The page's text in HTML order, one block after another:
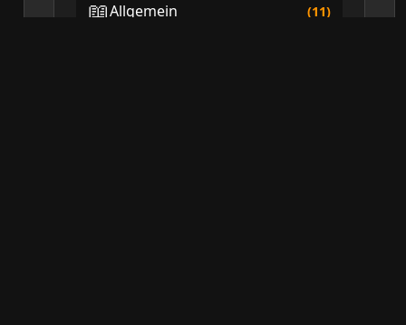
📖Allgemein (11)